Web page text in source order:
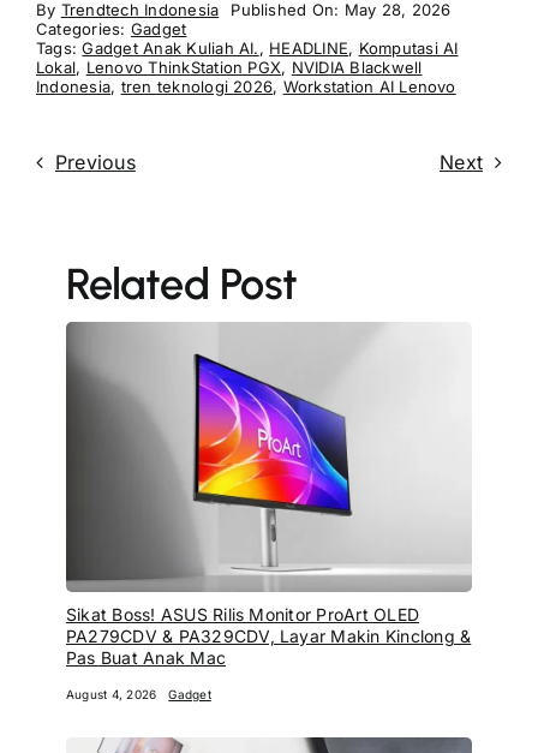
By Trendtech Indonesia
Published On: May 28, 2026
Categories: Gadget
Tags:Gadget Anak Kuliah AI., HEADLINE, Komputasi AI
Lokal, Lenovo ThinkStation PGX, NVIDIA Blackwell
Indonesia, tren teknologi 2026, Workstation AI Lenovo
Previous Next
Related Post
Sikat Boss! ASUS Rilis Monitor ProArt OLED
PA279CDV & PA329CDV, Layar Makin Kinclong &
Pas Buat Anak Mac
August 4, 2026 Gadget